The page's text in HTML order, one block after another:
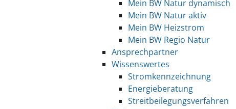
Mein BW Natur dynamisch
Mein BW Natur aktiv
Mein BW Heizstrom
Mein BW Regio Natur
Ansprechpartner
Wissenswertes
Stromkennzeichnung
Energieberatung
Streitbeilegungsverfahren